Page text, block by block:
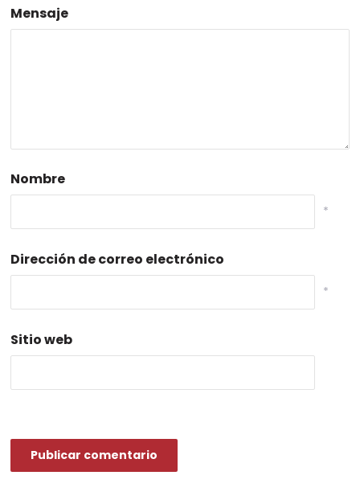
Mensaje
Nombre
*
Dirección de correo electrónico
*
Sitio web